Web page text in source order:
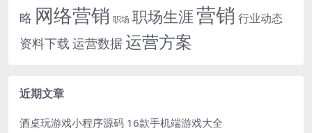
略 网络营销 职场 职场生涯营销 行业动态
资料下载 运营数据运营方案
近期文章
酒桌玩游戏小程序源码 16款手机端游戏大全